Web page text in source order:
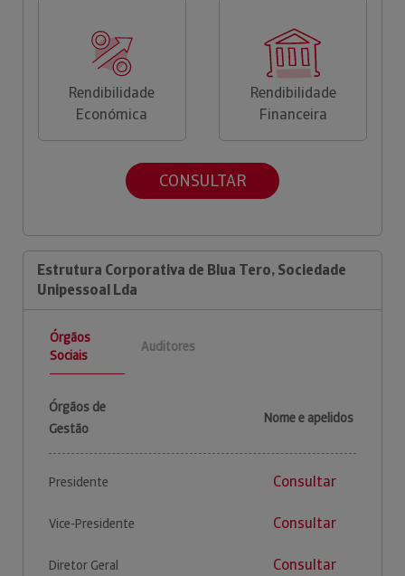
Rendibilidade
Económica
Rendibilidade
Financeira
CONSULTAR
Estrutura Corporativa de Blua Tero, Sociedade
Unipessoal Lda
Órgãos
Sociais
Auditores
Órgãos de
Gestão
Nome e apelidos
Presidente Consultar
Vice-Presidente Consultar
Diretor Geral Consultar